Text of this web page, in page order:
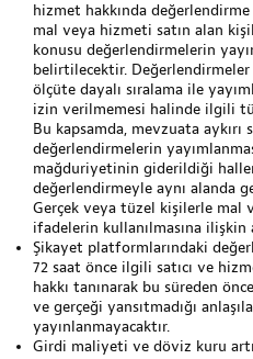
hizmet hakkında
mal veya hizmeti satın alan
konusu değerlendirmelerin
belirtilecektir.
ölçüte dayalı sıralama ile
izin verilmemesi halinde ilgili
Bu kapsamda, mevzuata aykırı
değerlendirmelerin
mağduriyetinin giderildiği
değerlendirmeyle aynı alanda
Gerçek veya tüzel kişilerle mal
ifadelerin kullanılmasına ilişkin
Şikayet platformlarındaki
72 saat önce ilgili satıcı ve
hakkı tanınarak bu süreden
ve gerçeği yansıtmadığı
yayınlanmayacaktır.
Girdi maliyeti ve döviz kuru